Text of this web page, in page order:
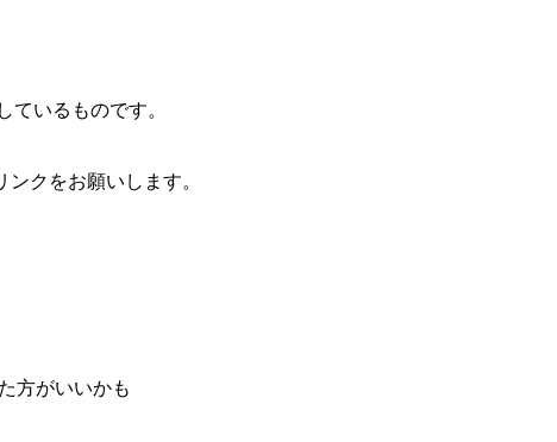
いるものです。
クをお願いします。
方がいいかも